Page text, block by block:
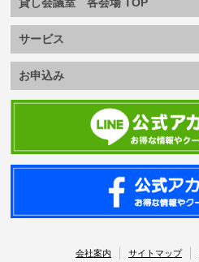
サービス
お申込み
会社案内 サイトマップ